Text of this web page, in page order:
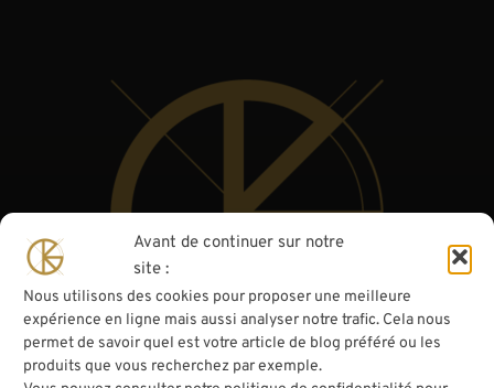
Avant de continuer sur notre
site :
Nous utilisons des cookies pour proposer une meilleure
expérience en ligne mais aussi analyser notre trafic. Cela nous
permet de savoir quel est votre article de blog préféré ou les
produits que vous recherchez par exemple.